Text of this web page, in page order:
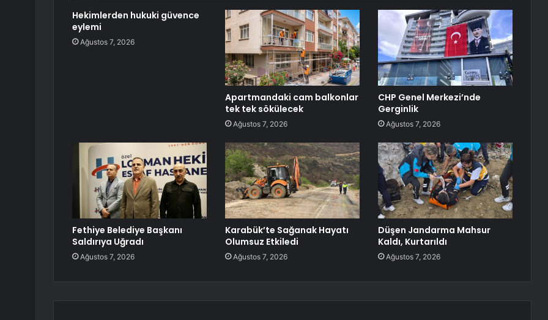
Hekimlerden hukuki güvence
eylemi
Ağustos 7, 2026
Apartmandaki cam balkonlar
tek tek sökülecek
Ağustos 7, 2026
CHP Genel Merkezi’nde
Gerginlik
Ağustos 7, 2026
Fethiye Belediye Başkanı
Saldırıya Uğradı
Ağustos 7, 2026
Karabük’te Sağanak Hayatı
Olumsuz Etkiledi
Ağustos 7, 2026
Düşen Jandarma Mahsur
Kaldı, Kurtarıldı
Ağustos 7, 2026